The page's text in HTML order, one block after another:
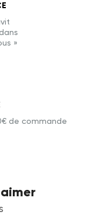
»
de commande